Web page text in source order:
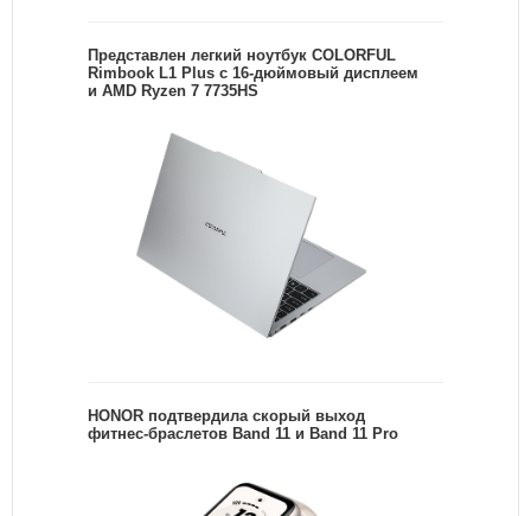
Представлен легкий ноутбук COLORFUL
Rimbook L1 Plus с 16-дюймовый дисплеем
и AMD Ryzen 7 7735HS
HONOR подтвердила скорый выход
фитнес-браслетов Band 11 и Band 11 Pro